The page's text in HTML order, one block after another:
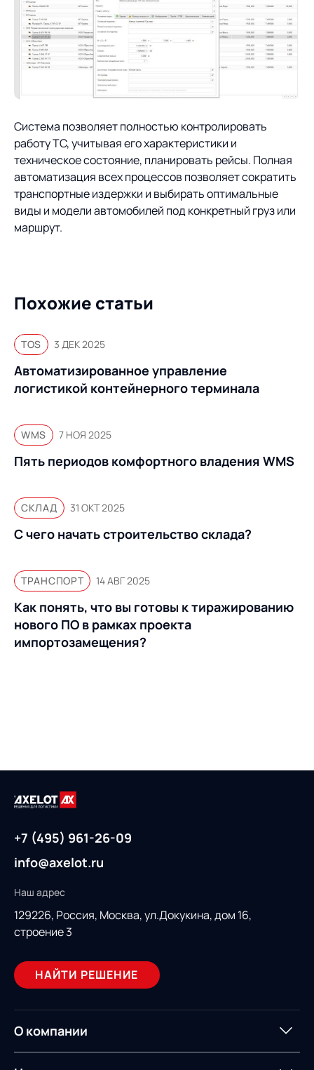
Система позволяет полностью контролировать
работу ТС, учитывая его характеристики и
техническое состояние, планировать рейсы. Полная
автоматизация всех процессов позволяет сократить
транспортные издержки и выбирать оптимальные
виды и модели автомобилей под конкретный груз или
маршрут.
Похожие статьи
TOS 3 ДЕК 2025
Автоматизированное управление
логистикой контейнерного терминала
WMS 7 НОЯ 2025
Пять периодов комфортного владения WMS
СКЛАД 31 ОКТ 2025
С чего начать строительство склада?
ТРАНСПОРТ 14 АВГ 2025
Как понять, что вы готовы к тиражированию
нового ПО в рамках проекта
импортозамещения?
+7 (495) 961-26-09
info@axelot.ru
Наш адрес
129226, Россия, Москва, ул.Докукина, дом 16,
строение 3
НАЙТИ РЕШЕНИЕ
О компании